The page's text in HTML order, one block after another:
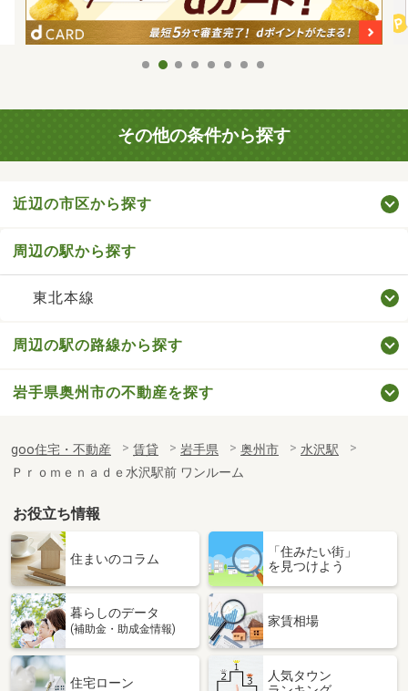
その他の条件から探す
近辺の市区から探す
周辺の駅から探す
東北本線
周辺の駅の路線から探す
岩手県奥州市の不動産を探す
goo住宅・不動産 賃貸 岩手県 奥州市
水沢駅
Ｐｒｏｍｅｎａｄｅ水沢駅前 ワンルーム
お役立ち情報
住まいのコラム
「住みたい街」
を見つけよう
暮らしのデータ
(補助金・助成金情報)
家賃相場
住宅ローン
人気タウン